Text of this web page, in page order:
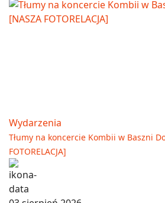
Wydarzenia
Tłumy na koncercie Kombii w Baszni
FOTORELACJA]